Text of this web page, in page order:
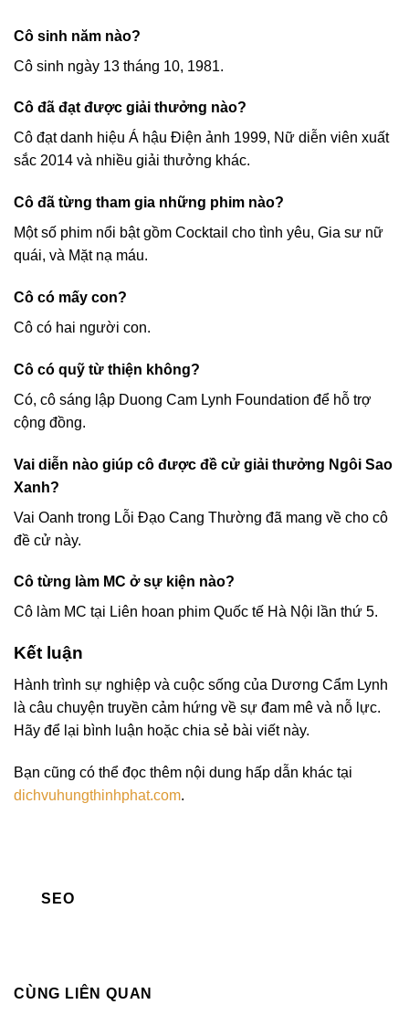
Cô sinh năm nào?
Cô sinh ngày 13 tháng 10, 1981.
Cô đã đạt được giải thưởng nào?
Cô đạt danh hiệu Á hậu Điện ảnh 1999, Nữ diễn viên xuất
sắc 2014 và nhiều giải thưởng khác.
Cô đã từng tham gia những phim nào?
Một số phim nổi bật gồm Cocktail cho tình yêu, Gia sư nữ
quái, và Mặt nạ máu.
Cô có mấy con?
Cô có hai người con.
Cô có quỹ từ thiện không?
Có, cô sáng lập Duong Cam Lynh Foundation để hỗ trợ
cộng đồng.
Vai diễn nào giúp cô được đề cử giải thưởng Ngôi Sao
Xanh?
Vai Oanh trong Lỗi Đạo Cang Thường đã mang về cho cô
đề cử này.
Cô từng làm MC ở sự kiện nào?
Cô làm MC tại Liên hoan phim Quốc tế Hà Nội lần thứ 5.
Kết luận
Hành trình sự nghiệp và cuộc sống của Dương Cẩm Lynh
là câu chuyện truyền cảm hứng về sự đam mê và nỗ lực.
Hãy để lại bình luận hoặc chia sẻ bài viết này.
Bạn cũng có thể đọc thêm nội dung hấp dẫn khác tại
dichvuhungthinhphat.com.
SEO
CÙNG LIÊN QUAN